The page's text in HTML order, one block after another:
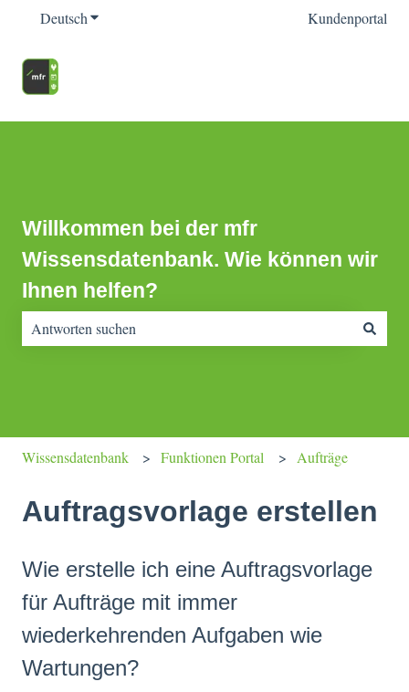
DeutschUntermenü für Übersetzungen anzeigenKundenportal
Willkommen bei der mfr
Wissensdatenbank. Wie können wir
Ihnen helfen?
Wissensdatenbank Funktionen Portal Aufträge
Auftragsvorlage erstellen
Wie erstelle ich eine Auftragsvorlage
für Aufträge mit immer
wiederkehrenden Aufgaben wie
Wartungen?